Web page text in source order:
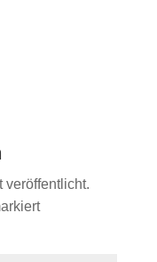
veröffentlicht.